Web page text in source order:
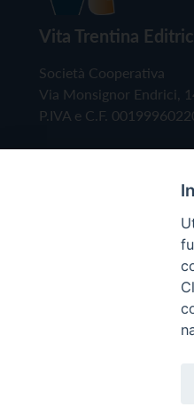
Vita Trentina
Società Cooperativa
Via Monsignor Endrici,
P.IVA e C.F.
Copyright © 2019 -